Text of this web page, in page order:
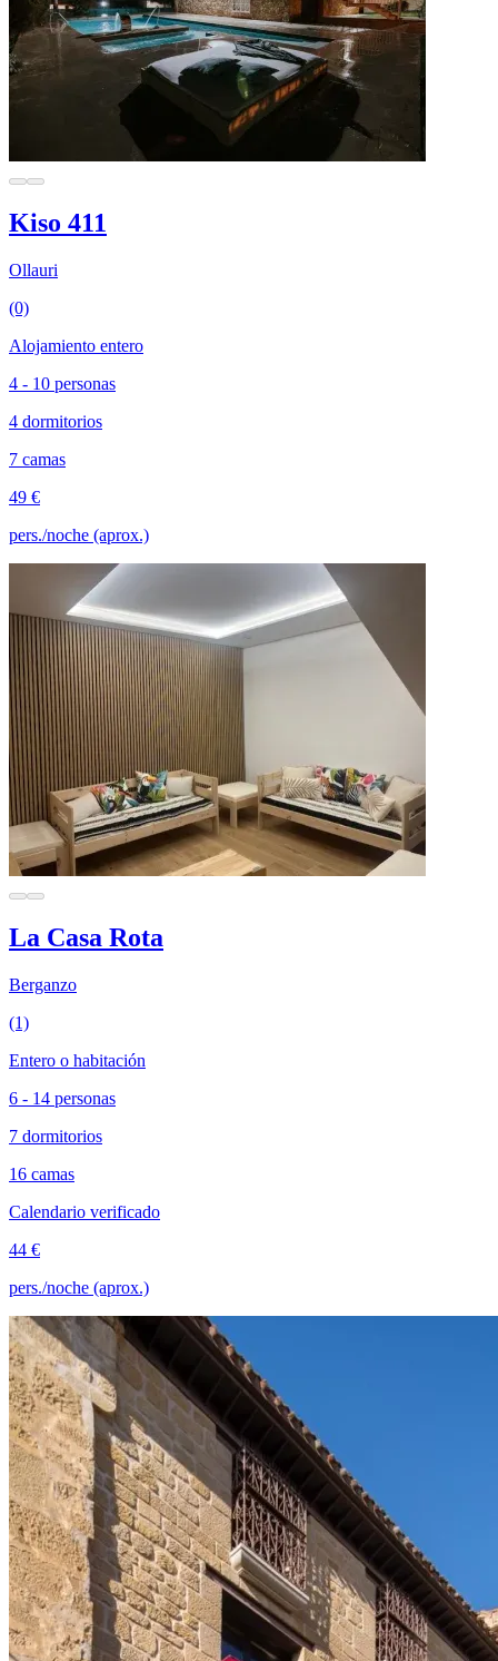
Kiso 411
Ollauri
(0)
Alojamiento entero
4 - 10 personas
4 dormitorios
7 camas
49 €
pers./noche (aprox.)
La Casa Rota
Berganzo
(1)
Entero o habitación
6 - 14 personas
7 dormitorios
16 camas
Calendario verificado
44 €
pers./noche (aprox.)